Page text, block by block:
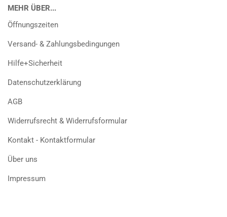
MEHR ÜBER...
Öffnungszeiten
Versand- & Zahlungsbedingungen
Hilfe+Sicherheit
Datenschutzerklärung
AGB
Widerrufsrecht & Widerrufsformular
Kontakt - Kontaktformular
Über uns
Impressum